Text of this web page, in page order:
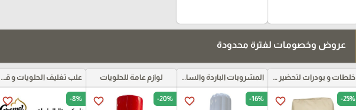
عروض وخصومات لفترة محدودة
خلطات و بودرات لتحضير العجائن
favorite_border -25%
المشروبات الباردة والساخنة ومركزات الموهيتو
favorite_border -16%
لوازم عامة للحلويات
favorite_border -20%
علب تغليف الحلويات و قواعد الكيك و علب بلاستيكية بأنواعها
favorite_border -8%